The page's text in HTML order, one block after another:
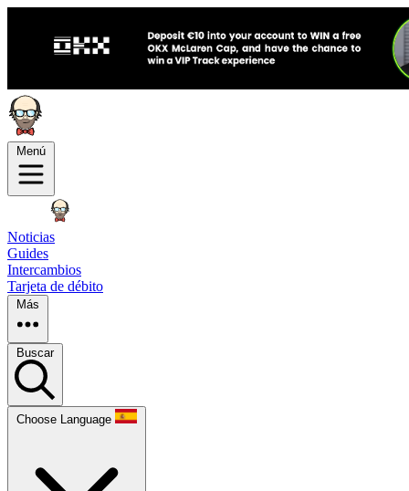
Menú
Noticias
Guides
Intercambios
Tarjeta de débito
Más
Buscar
Choose Language